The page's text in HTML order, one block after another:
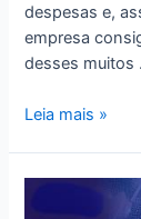
despesas e,
empresa
desses muitos
Leia mais »